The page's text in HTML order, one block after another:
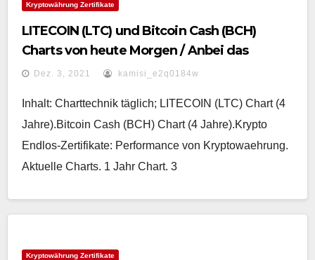
Kryptowährung Zertifikate
LITECOIN (LTC) und Bitcoin Cash (BCH)
Charts von heute Morgen / Anbei das
gemeinsame Zertifikat „Performance von
Dez. 3, 2021 kamisi_e2q0184w
Inhalt: Charttechnik täglich; LITECOIN (LTC) Chart (4
Jahre).Bitcoin Cash (BCH) Chart (4 Jahre).Krypto
Endlos-Zertifikate: Performance von Kryptowaehrung.
Aktuelle Charts. 1 Jahr Chart. 3
Kryptowährung Zertifikate